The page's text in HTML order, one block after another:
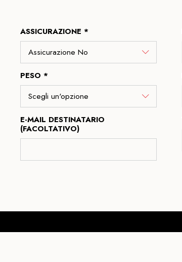
ASSICURAZIONE *
PESO *
E-MAIL DESTINATARIO
(FACOLTATIVO)